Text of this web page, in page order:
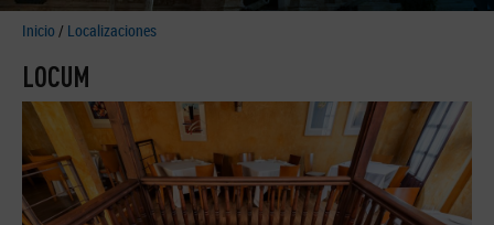
Inicio / Localizaciones
LOCUM